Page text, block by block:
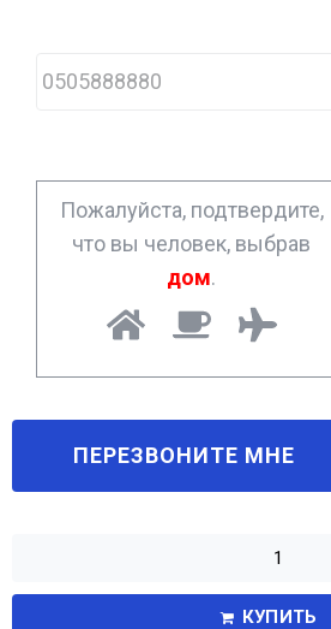
h
o
*
Пожалуйста, подтвердите,
что вы человек, выбрав
дом.
КУПИТЬ